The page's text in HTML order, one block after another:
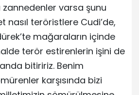
varsa şunu
nasıl teröristlere Cudi’de,
mağaraların içinde
terör estirenlerin işini de
bitiririz. Benim
karşısında bizi